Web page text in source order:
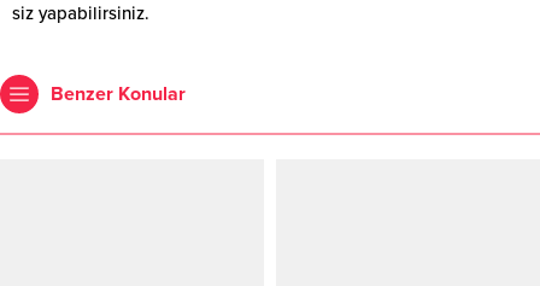
siz yapabilirsiniz.
Benzer Konular